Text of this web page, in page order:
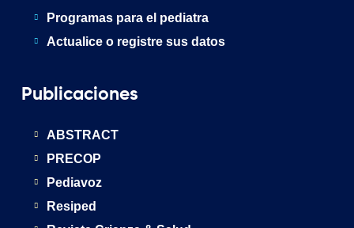
Programas para el pediatra
Actualice o registre sus datos
Publicaciones
ABSTRACT
PRECOP
Pediavoz
Resiped